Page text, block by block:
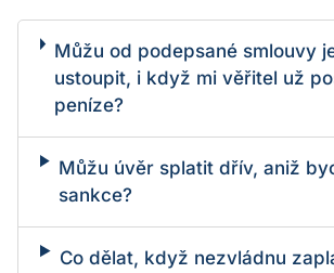
Můžu od podepsané smlouvy
ustoupit, i když mi věřitel už
peníze?
Můžu úvěr splatit dřív, aniž
sankce?
Co dělat, když nezvládnu